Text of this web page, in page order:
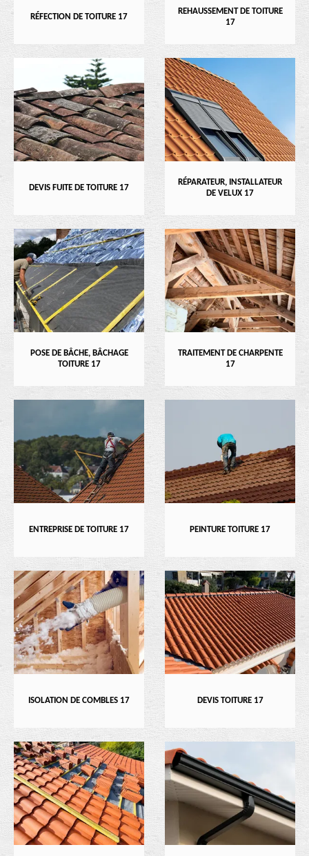
RÉFECTION DE TOITURE 17
REHAUSSEMENT DE TOITURE
17
DEVIS FUITE DE TOITURE 17
RÉPARATEUR, INSTALLATEUR
DE VELUX 17
POSE DE BÂCHE, BÂCHAGE
TOITURE 17
TRAITEMENT DE CHARPENTE
17
ENTREPRISE DE TOITURE 17 PEINTURE TOITURE 17
ISOLATION DE COMBLES 17 DEVIS TOITURE 17